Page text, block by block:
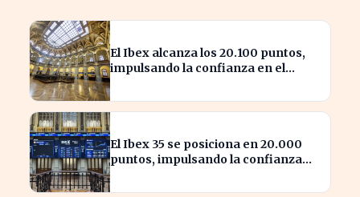
El Ibex alcanza los 20.100 puntos,
impulsando la confianza en el
El Ibex 35 se posiciona en 20.000
puntos, impulsando la confianza